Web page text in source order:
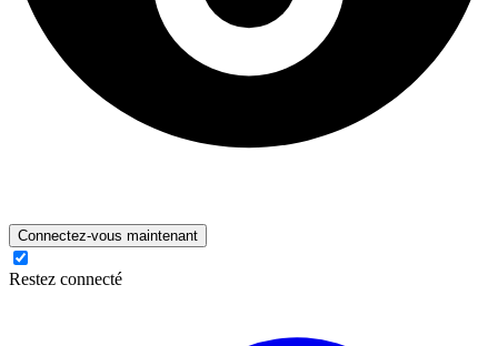
Connectez-vous maintenant
Restez connecté